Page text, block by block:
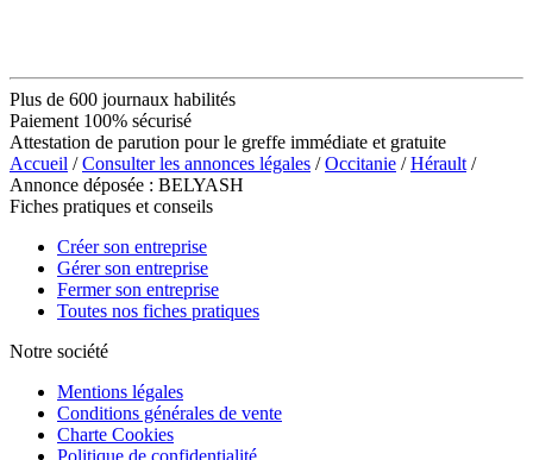
Plus de 600 journaux habilités
Paiement 100% sécurisé
Attestation de parution pour le greffe immédiate et gratuite
Accueil /Consulter les annonces légales /Occitanie /Hérault /
Annonce déposée : BELYASH
Fiches pratiques et conseils
Créer son entreprise
Gérer son entreprise
Fermer son entreprise
Toutes nos fiches pratiques
Notre société
Mentions légales
Conditions générales de vente
Charte Cookies
Politique de confidentialité